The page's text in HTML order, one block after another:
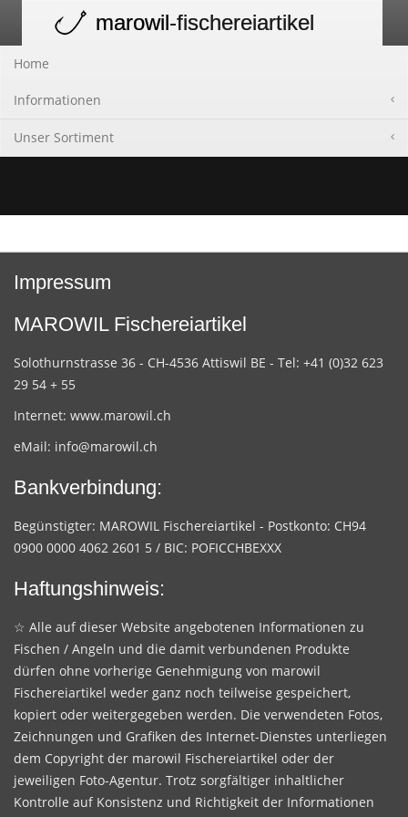
navigation
marowil-fischereiartikel
Home
Informationen
Unser Sortiment
Impressum
MAROWIL Fischereiartikel
Solothurnstrasse 36 - CH-4536 Attiswil BE - Tel: +41 (0)32 623
29 54 + 55
Internet: www.marowil.ch
eMail: info@marowil.ch
Bankverbindung:
Begünstigter: MAROWIL Fischereiartikel - Postkonto: CH94
0900 0000 4062 2601 5 / BIC: POFICCHBEXXX
Haftungshinweis:
☆ Alle auf dieser Website angebotenen Informationen zu
Fischen / Angeln und die damit verbundenen Produkte
dürfen ohne vorherige Genehmigung von marowil
Fischereiartikel weder ganz noch teilweise gespeichert,
kopiert oder weitergegeben werden. Die verwendeten Fotos,
Zeichnungen und Grafiken des Internet-Dienstes unterliegen
dem Copyright der marowil Fischereiartikel oder der
jeweiligen Foto-Agentur. Trotz sorgfältiger inhaltlicher
Kontrolle auf Konsistenz und Richtigkeit der Informationen